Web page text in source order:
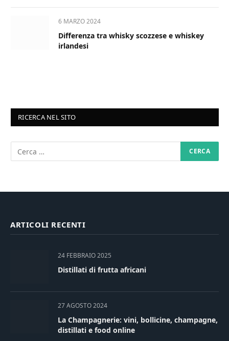
6 MARZO 2024
Differenza tra whisky scozzese e whiskey
irlandesi
RICERCA NEL SITO
ARTICOLI RECENTI
24 FEBBRAIO 2025
Distillati di frutta africani
27 AGOSTO 2024
La Champagnerie: vini, bollicine, champagne,
distillati e food online